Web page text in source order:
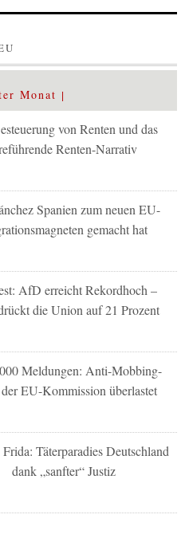
Monat
von Renten und das
Renten-Narrativ
Spanien zum neuen EU-
gemacht hat
AfD erreicht Rekordhoch –
die Union auf 21 Prozent
Meldungen: Anti-Mobbing-
EU-Kommission überlastet
Täterparadies Deutschland
dank „sanfter“ Justiz